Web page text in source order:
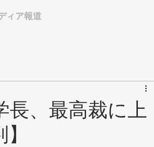
長、最高裁に上
ィア報道